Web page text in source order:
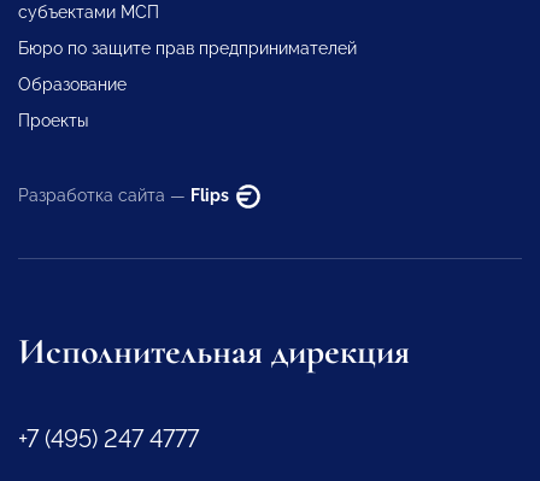
субъектами МСП
Бюро по защите прав предпринимателей
Образование
Проекты
Разработка сайта — Flips
Исполнительная дирекция
+7 (495) 247 4777